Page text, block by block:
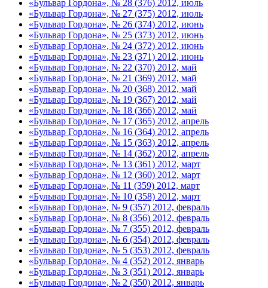
«Бульвар Гордона», № 28 (376) 2012, июль
«Бульвар Гордона», № 27 (375) 2012, июль
«Бульвар Гордона», № 26 (374) 2012, июнь
«Бульвар Гордона», № 25 (373) 2012, июнь
«Бульвар Гордона», № 24 (372) 2012, июнь
«Бульвар Гордона», № 23 (371) 2012, июнь
«Бульвар Гордона», № 22 (370) 2012, май
«Бульвар Гордона», № 21 (369) 2012, май
«Бульвар Гордона», № 20 (368) 2012, май
«Бульвар Гордона», № 19 (367) 2012, май
«Бульвар Гордона», № 18 (366) 2012, май
«Бульвар Гордона», № 17 (365) 2012, апрель
«Бульвар Гордона», № 16 (364) 2012, апрель
«Бульвар Гордона», № 15 (363) 2012, апрель
«Бульвар Гордона», № 14 (362) 2012, апрель
«Бульвар Гордона», № 13 (361) 2012, март
«Бульвар Гордона», № 12 (360) 2012, март
«Бульвар Гордона», № 11 (359) 2012, март
«Бульвар Гордона», № 10 (358) 2012, март
«Бульвар Гордона», № 9 (357) 2012, февраль
«Бульвар Гордона», № 8 (356) 2012, февраль
«Бульвар Гордона», № 7 (355) 2012, февраль
«Бульвар Гордона», № 6 (354) 2012, февраль
«Бульвар Гордона», № 5 (353) 2012, февраль
«Бульвар Гордона», № 4 (352) 2012, январь
«Бульвар Гордона», № 3 (351) 2012, январь
«Бульвар Гордона», № 2 (350) 2012, январь